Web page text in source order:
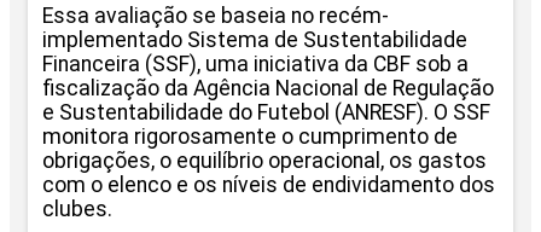
Essa avaliação se baseia no recém-
implementado Sistema de Sustentabilidade
Financeira (SSF), uma iniciativa da CBF sob a
fiscalização da Agência Nacional de Regulação
e Sustentabilidade do Futebol (ANRESF). O SSF
monitora rigorosamente o cumprimento de
obrigações, o equilíbrio operacional, os gastos
com o elenco e os níveis de endividamento dos
clubes.